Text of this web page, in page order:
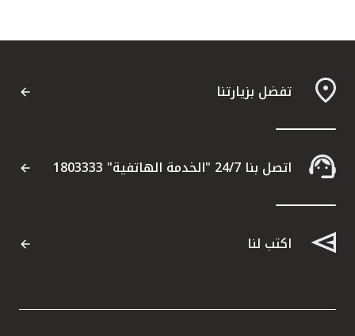
تفضل بزيارتنا
اتصل بنا 24/7 "الخدمة الهاتفية" 1803333
اكتب لنا